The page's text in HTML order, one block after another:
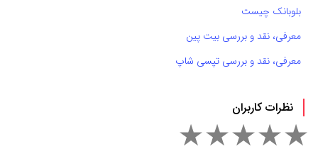
بلوبانک چیست
معرفی، نقد و بررسی بیت پین
معرفی، نقد و بررسی تپسی شاپ
نظرات کاربران